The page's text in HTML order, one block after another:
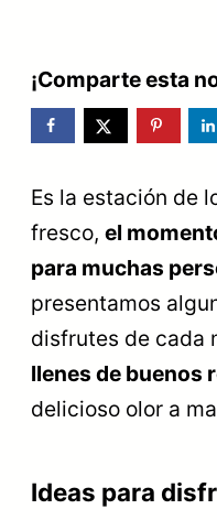
¡Comparte esta
Es la estación de
fresco, el
para muchas
presentamos
disfrutes de cada
llenes de buenos
delicioso olor a
Ideas para